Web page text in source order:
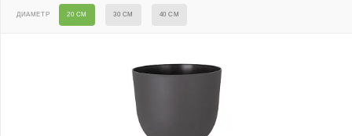
ДИАМЕТР 20 СМ 30 СМ 40 СМ